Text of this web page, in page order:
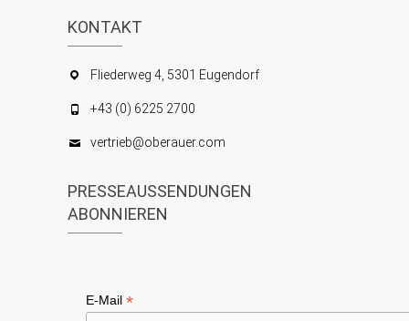
KONTAKT
Fliederweg 4, 5301 Eugendorf
+43 (0) 6225 2700
vertrieb@oberauer.com
PRESSEAUSSENDUNGEN
ABONNIEREN
E-Mail *